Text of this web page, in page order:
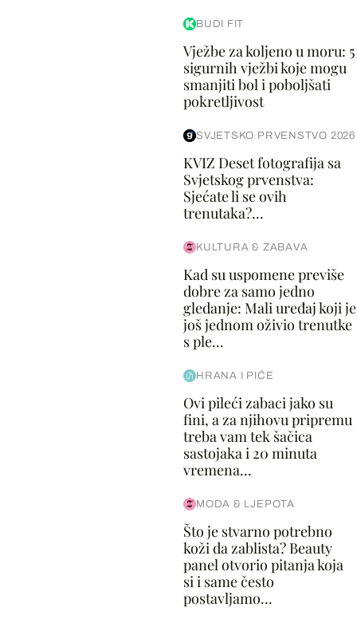
BUDI FIT
Vježbe za koljeno u moru: 5
sigurnih vježbi koje mogu
smanjiti bol i poboljšati
pokretljivost
SVJETSKO PRVENSTVO 2026
KVIZ Deset fotografija sa
Svjetskog prvenstva:
Sjećate li se ovih
trenutaka?...
KULTURA & ZABAVA
Kad su uspomene previše
dobre za samo jedno
gledanje: Mali uređaj koji je
još jednom oživio trenutke
s ple...
HRANA I PIĆE
Ovi pileći zabaci jako su
fini, a za njihovu pripremu
treba vam tek šačica
sastojaka i 20 minuta
vremena...
MODA & LJEPOTA
Što je stvarno potrebno
koži da zablista? Beauty
panel otvorio pitanja koja
si i same često
postavljamo...